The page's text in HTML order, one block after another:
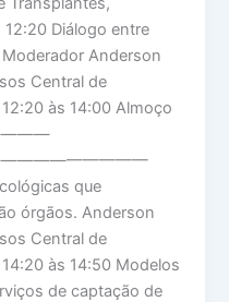
Diálogo entre
Anderson
Central de
às 14:00 Almoço
que
órgãos. Anderson
Central de
às 14:50 Modelos
de captação de